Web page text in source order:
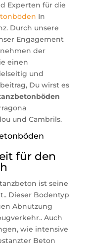
Experten für die
In
Durch unsere
Engagement
der
einen
und
Du wirst es
und Cambrils.
für den
ist seine
Dieser Bodentyp
Abnutzung
Auch
wie intensive
Beton